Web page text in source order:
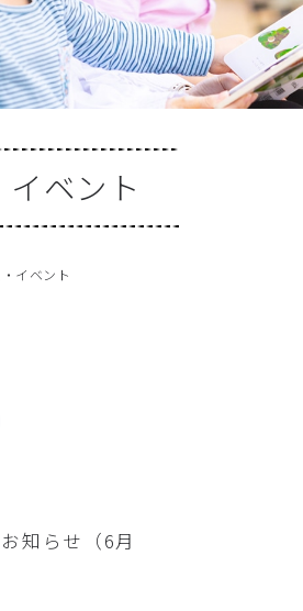
ベント
イベント
知らせ（6月